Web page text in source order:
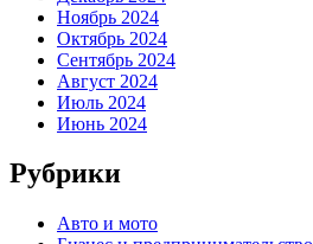
Ноябрь 2024
Октябрь 2024
Сентябрь 2024
Август 2024
Июль 2024
Июнь 2024
Рубрики
Авто и мото